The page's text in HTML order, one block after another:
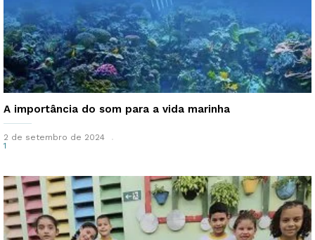
A importância do som para a vida marinha
2 de setembro de 2024
1